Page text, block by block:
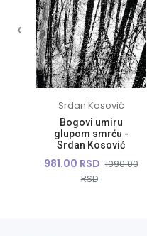
Srdan Kosović
Bogovi umiru
glupom smrću -
Srdan Kosović
981.00 RSD 1090.00
RSD
‹